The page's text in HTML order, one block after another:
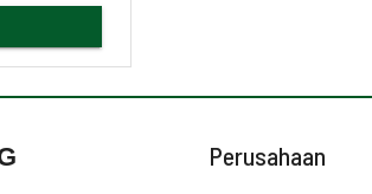
Perusahaan